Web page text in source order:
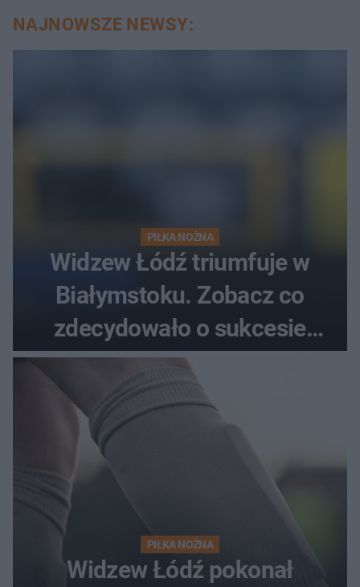
NAJNOWSZE NEWSY:
PIŁKA NOŻNA
Widzew Łódź triumfuje w
Białymstoku. Zobacz co
zdecydowało o sukcesie
gości
PIŁKA NOŻNA
Widzew Łódź pokonał